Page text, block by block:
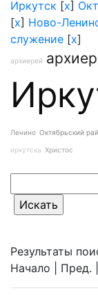
Иркутск [x]
[x] Ново-
служение [x]
архиерей
Ленино Октябрьский
иркутска Христос
Результаты
Начало | Пред. |